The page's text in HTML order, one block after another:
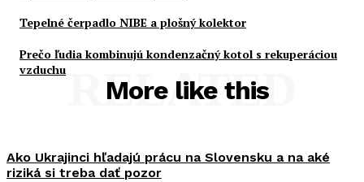
Tepelné čerpadlo NIBE a plošný kolektor
Prečo ľudia kombinujú kondenzačný kotol s rekuperáciou
vzduchu
More like this
RELATED
Ako Ukrajinci hľadajú prácu na Slovensku a na aké
riziká si treba dať pozor